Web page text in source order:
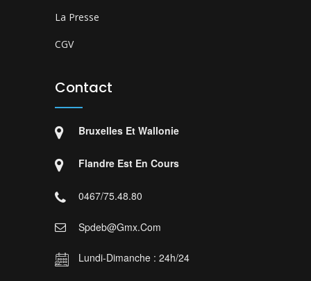
La Presse
CGV
Contact
Bruxelles Et Wallonie
Flandre Est En Cours
0467/75.48.80
Spdeb@gmx.com
Lundi-Dimanche : 24h/24